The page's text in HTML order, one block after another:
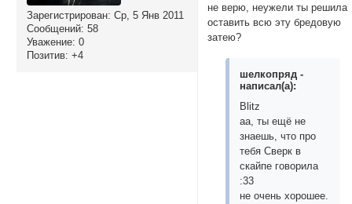
Зарегистрирован: Ср, 5 Янв 2011
Сообщений: 58
Уважение: 0
Позитив: +4
не верю, неужели ты решила
оставить всю эту бредовую
затею?
шелкопряд -
написал(а):
Blitz
аа, ты ещё не
знаешь, что про
тебя Сверк в
скайпе говорила
:33
не очень хорошее.